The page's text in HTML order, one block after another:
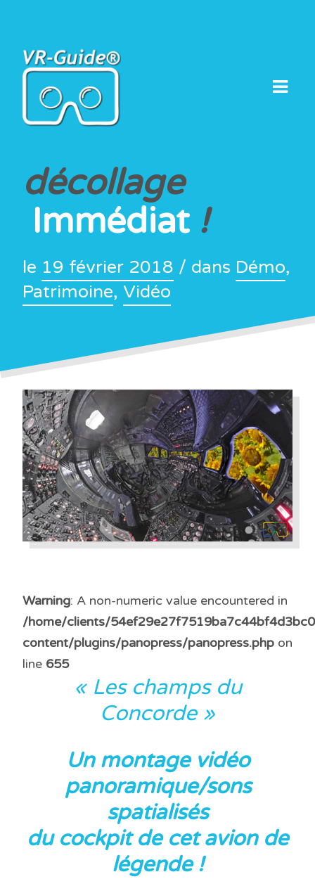
content
décollage
Immédiat !
le 19 février 2018 / dans Démo,
Patrimoine, Vidéo
Warning: A non-numeric value encountered in
/home/clients/
content/plugins/panopress/panopress.php on
line 655
« Les champs du
Concorde»
Un montage vidéo
panoramique/sons
spatialisés
du cockpit de cet avion de
légende !